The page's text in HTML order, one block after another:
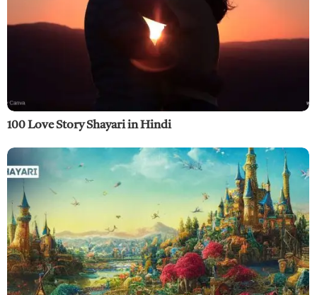
100 Love Story Shayari in Hindi